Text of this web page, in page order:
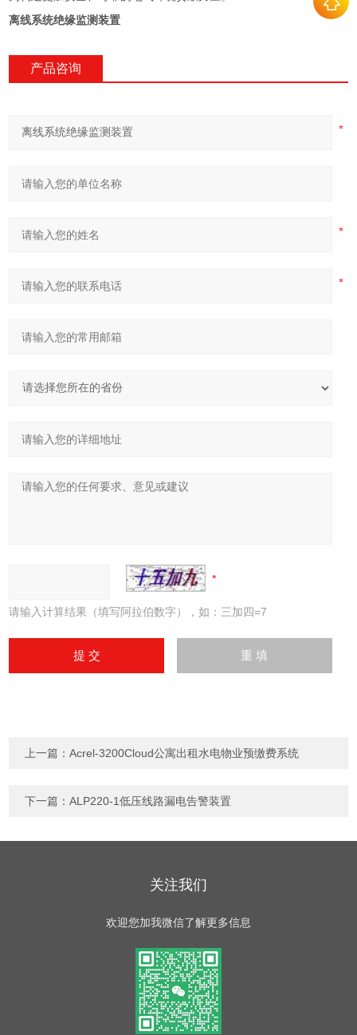
离线系统绝缘监测装置
产品咨询
请输入计算结果（填写阿拉伯数字），如：三加四=7
上一篇：Acrel-3200Cloud公寓出租水电物业预缴费系统
下一篇：ALP220-1低压线路漏电告警装置
关注我们
欢迎您加我微信了解更多信息